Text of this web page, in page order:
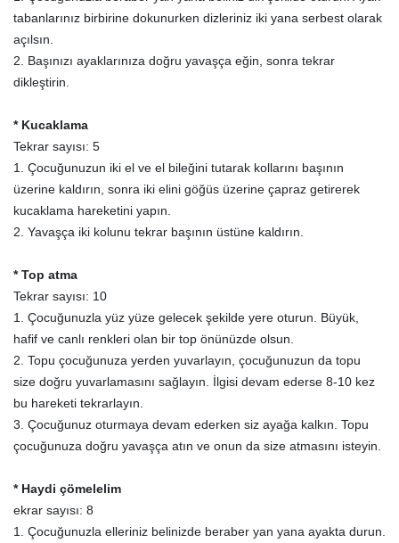
tabanlarınız birbirine dokunurken dizleriniz iki yana serbest olarak
açılsın.
2. Başınızı ayaklarınıza doğru yavaşça eğin, sonra tekrar
dikleştirin.
* Kucaklama
Tekrar sayısı: 5
1. Çocuğunuzun iki el ve el bileğini tutarak kollarını başının
üzerine kaldırın, sonra iki elini göğüs üzerine çapraz getirerek
kucaklama hareketini yapın.
2. Yavaşça iki kolunu tekrar başının üstüne kaldırın.
* Top atma
Tekrar sayısı: 10
1. Çocuğunuzla yüz yüze gelecek şekilde yere oturun. Büyük,
hafif ve canlı renkleri olan bir top önünüzde olsun.
2. Topu çocuğunuza yerden yuvarlayın, çocuğunuzun da topu
size doğru yuvarlamasını sağlayın. İlgisi devam ederse 8-10 kez
bu hareketi tekrarlayın.
3. Çocuğunuz oturmaya devam ederken siz ayağa kalkın. Topu
çocuğunuza doğru yavaşça atın ve onun da size atmasını isteyin.
* Haydi çömelelim
ekrar sayısı: 8
1. Çocuğunuzla elleriniz belinizde beraber yan yana ayakta durun.